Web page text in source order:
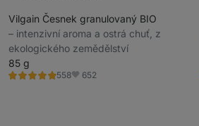
Vilgain Česnek granulovaný BIO
⁠–⁠ intenzivní aroma a ostrá chuť, z
ekologického zemědělství
85 g
558
Hodnocení
Oblíbené
652